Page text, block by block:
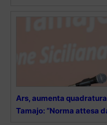
Ars, aumenta
Tamajo: “Norma attesa